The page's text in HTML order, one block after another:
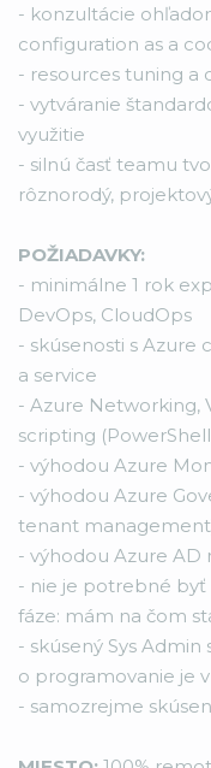
- konzultácie
configuration as a
- resources tuning a
- vytváranie
využitie
- silnú časť teamu
rôznorodý,
POŽIADAVKY:
- minimálne 1 rok
DevOps, CloudOps
- skúsenosti s Azure
a service
- Azure Networking,
scripting
- výhodou Azure
- výhodou Azure
tenant
- výhodou Azure
- nie je potrebné
fáze: mám na čom
- skúsený Sys
o programovanie je
- samozrejme